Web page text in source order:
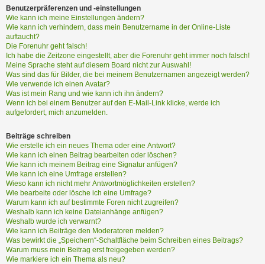
O
B
L
E
M
E
B
E
I
M
L
G
I
N
?
H
i
l
f
e
Benutzerpräferenzen und -einstellungen
Wie kann ich meine Einstellungen ändern?
Wie kann ich verhindern, dass mein Benutzername in der Online-Liste
auftaucht?
Die Forenuhr geht falsch!
Ich habe die Zeitzone eingestellt, aber die Forenuhr geht immer noch falsch!
Meine Sprache steht auf diesem Board nicht zur Auswahl!
Was sind das für Bilder, die bei meinem Benutzernamen angezeigt werden?
Wie verwende ich einen Avatar?
Was ist mein Rang und wie kann ich ihn ändern?
Wenn ich bei einem Benutzer auf den E-Mail-Link klicke, werde ich
aufgefordert, mich anzumelden.
Beiträge schreiben
Wie erstelle ich ein neues Thema oder eine Antwort?
Wie kann ich einen Beitrag bearbeiten oder löschen?
Wie kann ich meinem Beitrag eine Signatur anfügen?
Wie kann ich eine Umfrage erstellen?
Wieso kann ich nicht mehr Antwortmöglichkeiten erstellen?
Wie bearbeite oder lösche ich eine Umfrage?
Warum kann ich auf bestimmte Foren nicht zugreifen?
Weshalb kann ich keine Dateianhänge anfügen?
Weshalb wurde ich verwarnt?
Wie kann ich Beiträge den Moderatoren melden?
Was bewirkt die „Speichern“-Schaltfläche beim Schreiben eines Beitrags?
Warum muss mein Beitrag erst freigegeben werden?
Wie markiere ich ein Thema als neu?